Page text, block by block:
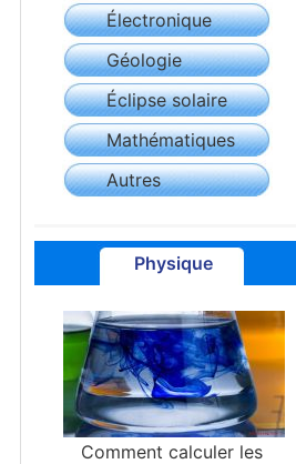
Électronique
Géologie
Éclipse solaire
Mathématiques
Autres
Physique
Comment calculer les